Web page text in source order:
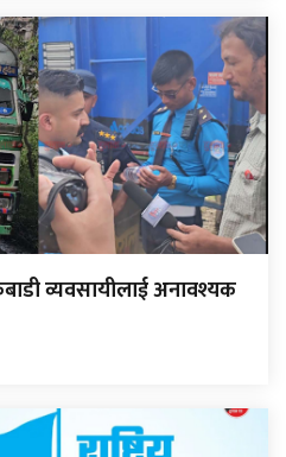
व्यवसायीलाई अनावश्यक